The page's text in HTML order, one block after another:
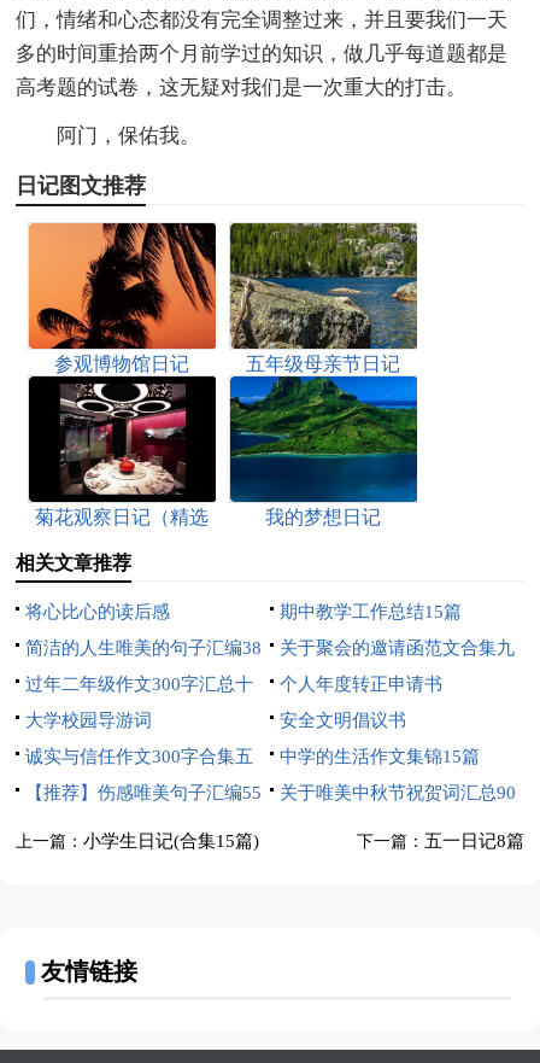
们，情绪和心态都没有完全调整过来，并且要我们一天
多的时间重拾两个月前学过的知识，做几乎每道题都是
高考题的试卷，这无疑对我们是一次重大的打击。
阿门，保佑我。
日记图文推荐
参观博物馆日记
五年级母亲节日记
（精选32篇）
菊花观察日记（精选
我的梦想日记
相关文章推荐
将心比心的读后感
期中教学工作总结15篇
简洁的人生唯美的句子汇编38
条
关于聚会的邀请函范文合集九
篇
过年二年级作文300字汇总十
篇
个人年度转正申请书
大学校园导游词
安全文明倡议书
诚实与信任作文300字合集五
篇
中学的生活作文集锦15篇
【推荐】伤感唯美句子汇编55
条
关于唯美中秋节祝贺词汇总90
上一篇：小学生日记(合集15篇) 下一篇： 五一日记8篇
友情链接